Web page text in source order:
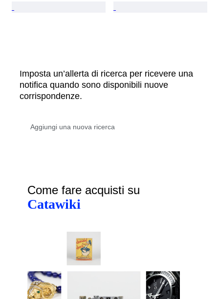
Imposta un’allerta di ricerca per ricevere una
notifica quando sono disponibili nuove
corrispondenze.
Come fare acquisti su
Catawiki